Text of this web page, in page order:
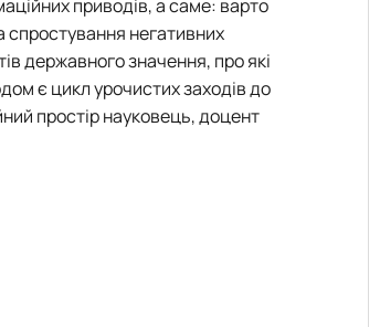
приводів, а саме: варто
спростування негативних
державного значення, про які
є цикл урочистих заходів до
простір науковець, доцент